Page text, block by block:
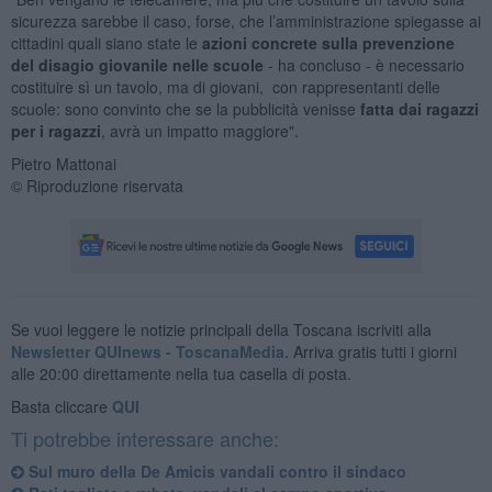
sicurezza sarebbe il caso, forse, che l’amministrazione spiegasse ai
cittadini quali siano state le azioni concrete sulla prevenzione
del disagio giovanile nelle scuole - ha concluso - è necessario
costituire sì un tavolo, ma di giovani, con rappresentanti delle
scuole: sono convinto che se la pubblicità venisse fatta dai ragazzi
per i ragazzi , avrà un impatto maggiore".
Pietro Mattonai
© Riproduzione riservata
Se vuoi leggere le notizie principali della Toscana iscriviti alla
Newsletter QUInews - ToscanaMedia. Arriva gratis tutti i giorni
alle 20:00 direttamente nella tua casella di posta.
Basta cliccare QUI
Ti potrebbe interessare anche:
Sul muro della De Amicis vandali contro il sindaco